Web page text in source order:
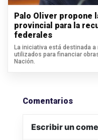
Palo Oliver propone
provincial para la
federales
La iniciativa está destinada
utilizados para financiar
Nación.
Comentarios
Escribir un